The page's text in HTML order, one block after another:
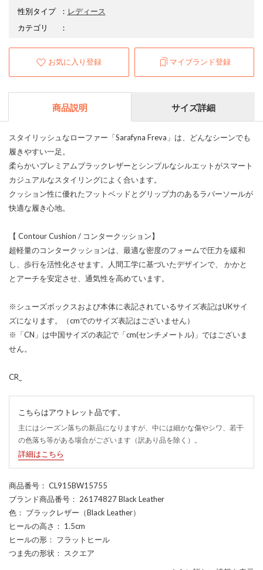
性別タイプ
： レディース
カテゴリ
：
お気に入り登録 マイブランド登録
商品説明 サイズ詳細
スタイリッシュなローファー「Sarafyna Freva」は、どんなシーンでも
履きやすい一足。
柔らかいプレミアムブラックレザーとシンプルなシルエットがスマート
カジュアルなスタイリングによく合います。
クッション性に優れたフットベッドとグリップ力のあるラバーソールが
快適な履き心地。
【 Contour Cushion / コンタークッション】
超軽量のコンタークッションは、最適な密度のフォームで圧力を緩和
し、歩行を活性化させます。人間工学に基づいたデザインで、 かかと
とアーチを安定させ、通気性を高めています。
※シューズボックスおよび本体に表記されているサイズ表記はUKサイ
ズになります。（cmでのサイズ表記はございません）
※「CN」は中国サイズの表記で「cm(センチメートル)」ではございま
せん。
CR_
こちらはアウトレット品です。
主にはシーズン落ちの新品になりますが、中には細かな傷やシワ、若干
の色落ち等がある場合がございます（訳あり品を除く）。
詳細はこちら
商品番号 ： CL915BW15755
ブランド商品番号 ： 26174827 Black Leather
色 ： ブラックレザー（Black Leather）
ヒールの高さ ： 1.5cm
ヒールの形 ： フラットヒール
つま先の形状 ： スクエア